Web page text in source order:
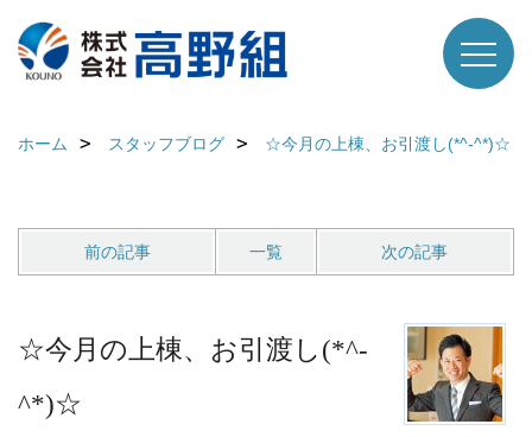
ホーム スタッフブログ ☆今月の上棟、お引渡し(*^-^*)☆
前の記事 一覧 次の記事
☆今月の上棟、お引渡し(*^-
^*)☆